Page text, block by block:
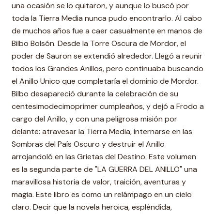
una ocasión se lo quitaron, y aunque lo buscó por
toda la Tierra Media nunca pudo encontrarlo. Al cabo
de muchos años fue a caer casualmente en manos de
Bilbo Bolsón. Desde la Torre Oscura de Mordor, el
poder de Sauron se extendió alrededor. Llegó a reunir
todos los Grandes Anillos, pero continuaba buscando
el Anillo Unico que completaría el dominio de Mordor.
Bilbo desapareció durante la celebración de su
centesimodecimoprimer cumpleaños, y dejó a Frodo a
cargo del Anillo, y con una peligrosa misión por
delante: atravesar la Tierra Media, internarse en las
Sombras del País Oscuro y destruir el Anillo
arrojandoló en las Grietas del Destino. Este volumen
es la segunda parte de "LA GUERRA DEL ANILLO" una
maravillosa historia de valor, traición, aventuras y
magia. Este libro es como un relámpago en un cielo
claro. Decir que la novela heroica, espléndida,